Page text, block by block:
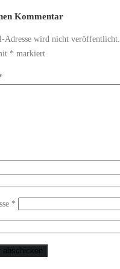
Kommentar
Adresse wird nicht veröffentlicht.
* markiert
*